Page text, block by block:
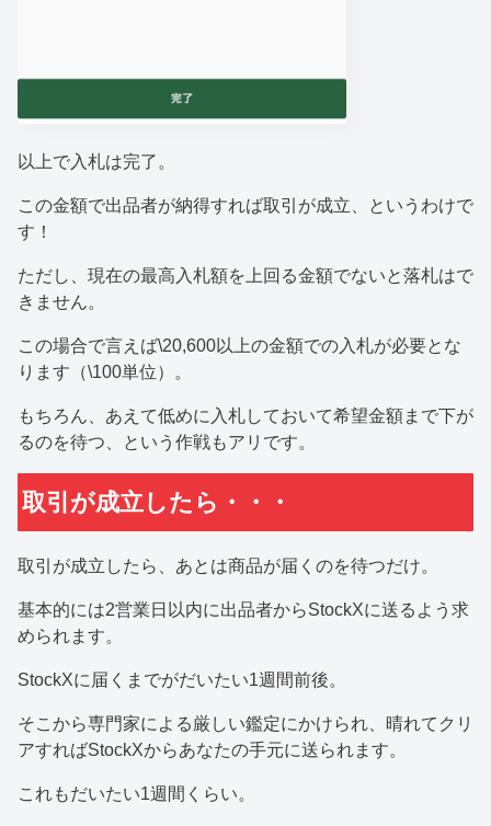
以上で入札は完了。
この金額で出品者が納得すれば取引が成立、というわけで
す！
ただし、現在の最高入札額を上回る金額でないと落札はで
きません。
この場合で言えば\20,600以上の金額での入札が必要とな
ります（\100単位）。
もちろん、あえて低めに入札しておいて希望金額まで下が
るのを待つ、という作戦もアリです。
取引が成立したら・・・
取引が成立したら、あとは商品が届くのを待つだけ。
基本的には2営業日以内に出品者からStockXに送るよう求
められます。
StockXに届くまでがだいたい1週間前後。
そこから専門家による厳しい鑑定にかけられ、晴れてクリ
アすればStockXからあなたの手元に送られます。
これもだいたい1週間くらい。